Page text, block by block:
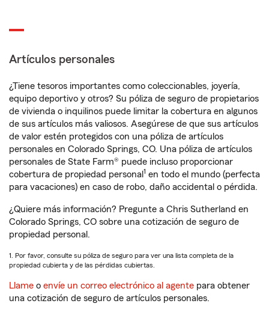
Artículos personales
¿Tiene tesoros importantes como coleccionables, joyería,
equipo deportivo y otros? Su póliza de seguro de propietarios
de vivienda o inquilinos puede limitar la cobertura en algunos
de sus artículos más valiosos. Asegúrese de que sus artículos
de valor estén protegidos con una póliza de artículos
personales en Colorado Springs, CO. Una póliza de artículos
personales de State Farm® puede incluso proporcionar
cobertura de propiedad personal 1 en todo el mundo (perfecta
para vacaciones) en caso de robo, daño accidental o pérdida.
¿Quiere más información? Pregunte a Chris Sutherland en
Colorado Springs, CO sobre una cotización de seguro de
propiedad personal.
1. Por favor, consulte su póliza de seguro para ver una lista completa de la
propiedad cubierta y de las pérdidas cubiertas.
Llame o envíe un correo electrónico al agente para obtener
una cotización de seguro de artículos personales.